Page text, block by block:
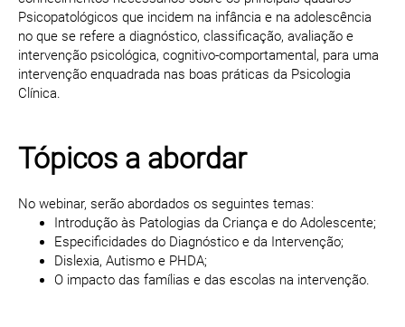
Psicopatológicos que incidem na infância e na adolescência
no que se refere a diagnóstico, classificação, avaliação e
intervenção psicológica, cognitivo-comportamental, para uma
intervenção enquadrada nas boas práticas da Psicologia
Clínica.
Tópicos a abordar
No webinar, serão abordados os seguintes temas:
Introdução às Patologias da Criança e do Adolescente;
Especificidades do Diagnóstico e da Intervenção;
Dislexia, Autismo e PHDA;
O impacto das famílias e das escolas na intervenção.